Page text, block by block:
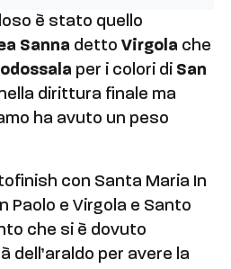
è stato quello
Sanna dettoVirgola che
per i colori di San
dirittura finale ma
ha avuto un peso
con Santa Maria In
Paolo e Virgola e Santo
che si è dovuto
dell’araldo per avere la